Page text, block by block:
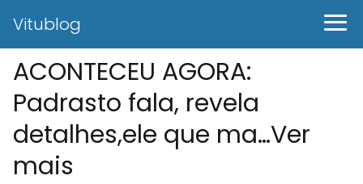
Vitublog
ACONTECEU AGORA:
Padrasto fala, revela
detalhes,ele que ma…Ver
mais